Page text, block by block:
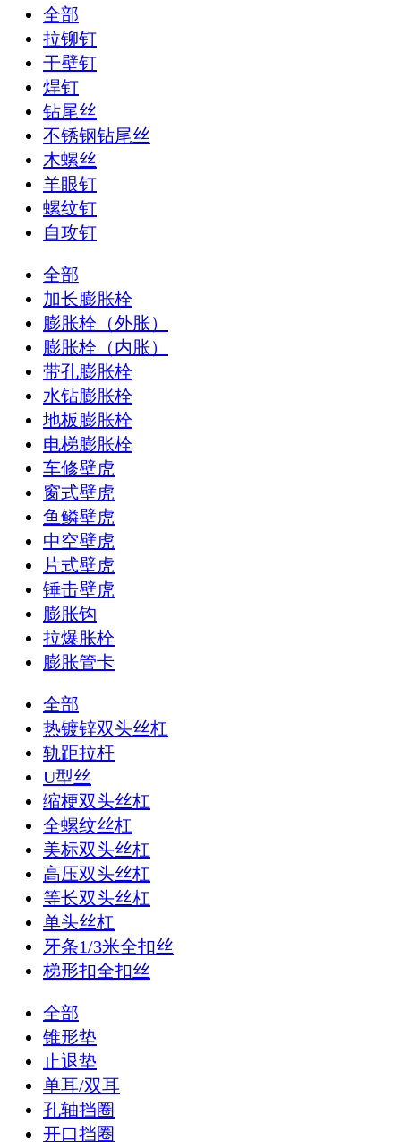
全部
拉铆钉
干壁钉
焊钉
钻尾丝
不锈钢钻尾丝
木螺丝
羊眼钉
螺纹钉
自攻钉
全部
加长膨胀栓
膨胀栓（外胀）
膨胀栓（内胀）
带孔膨胀栓
水钻膨胀栓
地板膨胀栓
电梯膨胀栓
车修壁虎
窗式壁虎
鱼鳞壁虎
中空壁虎
片式壁虎
锤击壁虎
膨胀钩
拉爆胀栓
膨胀管卡
全部
热镀锌双头丝杠
轨距拉杆
U型丝
缩梗双头丝杠
全螺纹丝杠
美标双头丝杠
高压双头丝杠
等长双头丝杠
单头丝杠
牙条1/3米全扣丝
梯形扣全扣丝
全部
锥形垫
止退垫
单耳/双耳
孔轴挡圈
开口挡圈